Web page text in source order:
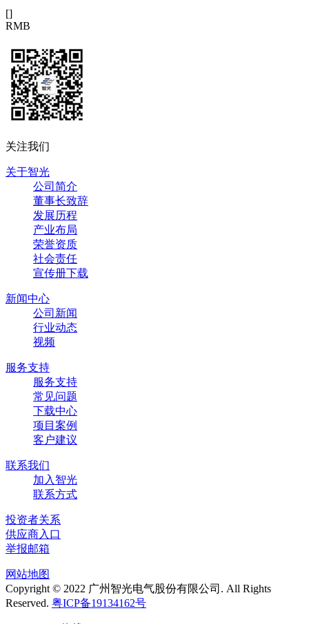
[]
RMB
关注我们
关于智光
公司简介
董事长致辞
发展历程
产业布局
荣誉资质
社会责任
宣传册下载
新闻中心
公司新闻
行业动态
视频
服务支持
服务支持
常见问题
下载中心
项目案例
客户建议
联系我们
加入智光
联系方式
投资者关系
供应商入口
举报邮箱
网站地图
Copyright © 2022 广州智光电气股份有限公司. All Rights
Reserved. 粤ICP备19134162号